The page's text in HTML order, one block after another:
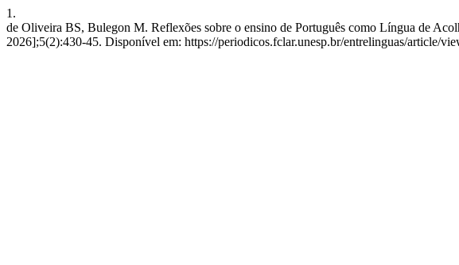
1.
de Oliveira BS, Bulegon M. Reflexões sobre o ensino de Português como Língua de
2026];5(2):430-45. Disponível em: https://periodicos.fclar.unesp.br/entrelinguas/article/